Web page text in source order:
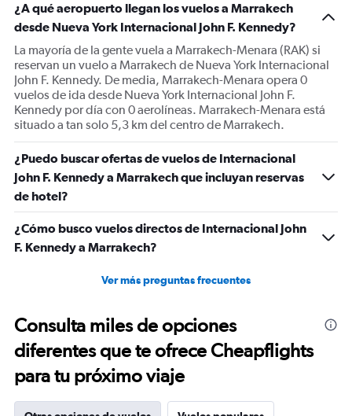
Y
axis
displaying
values.
Range:
0
to
1200.
¿A qué aeropuerto llegan los vuelos a Marrakech
desde Nueva York Internacional John F. Kennedy?
La mayoría de la gente vuela a Marrakech-Menara (RAK) si
reservan un vuelo a Marrakech de Nueva York Internacional
John F. Kennedy. De media, Marrakech-Menara opera 0
vuelos de ida desde Nueva York Internacional John F.
Kennedy por día con 0 aerolíneas. Marrakech-Menara está
situado a tan solo 5,3 km del centro de Marrakech.
¿Puedo buscar ofertas de vuelos de Internacional
John F. Kennedy a Marrakech que incluyan reservas
de hotel?
¿Cómo busco vuelos directos de Internacional John
F. Kennedy a Marrakech?
Ver más preguntas frecuentes
Consulta miles de opciones
diferentes que te ofrece Cheapflights
para tu próximo viaje